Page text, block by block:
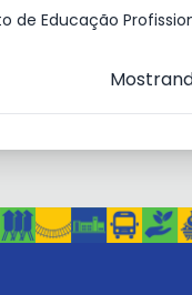
Educação